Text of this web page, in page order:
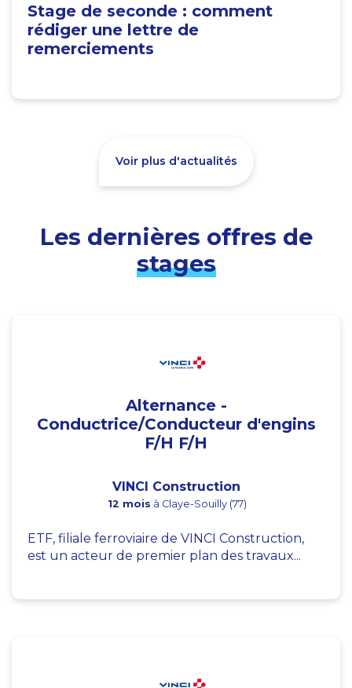
Stage de seconde : comment
rédiger une lettre de
remerciements
Voir plus d'actualités
Les dernières offres de
stages
Alternance -
Conductrice/Conducteur d'engins
F/H F/H
VINCI Construction
12 mois à Claye-Souilly (77)
ETF, filiale ferroviaire de VINCI Construction,
est un acteur de premier plan des travaux...